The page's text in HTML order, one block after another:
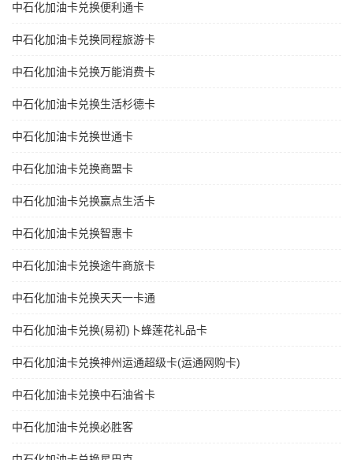
中石化加油卡兑换便利通卡
中石化加油卡兑换同程旅游卡
中石化加油卡兑换万能消费卡
中石化加油卡兑换生活杉德卡
中石化加油卡兑换世通卡
中石化加油卡兑换商盟卡
中石化加油卡兑换赢点生活卡
中石化加油卡兑换智惠卡
中石化加油卡兑换途牛商旅卡
中石化加油卡兑换天天一卡通
中石化加油卡兑换(易初)卜蜂莲花礼品卡
中石化加油卡兑换神州运通超级卡(运通网购卡)
中石化加油卡兑换中石油省卡
中石化加油卡兑换必胜客